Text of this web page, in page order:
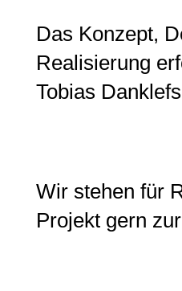
Das Konzept,
Realisierung
Tobias
Wir stehen für
Projekt gern